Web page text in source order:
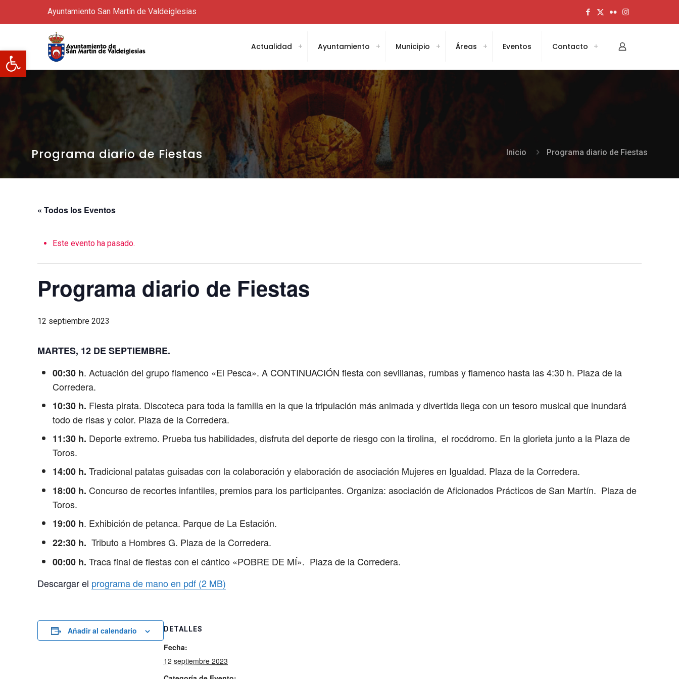
Abrir barra de herramientas
Ayuntamiento San Martín de Valdeiglesias
Actualidad Ayuntamiento Municipio Áreas Eventos Contacto
Programa diario de Fiestas Inicio Programa diario de Fiestas
« Todos los Eventos
Este evento ha pasado.
Programa diario de Fiestas
12 septiembre 2023
MARTES, 12 DE SEPTIEMBRE.
00:30 h. Actuación del grupo flamenco «El Pesca». A CONTINUACIÓN fiesta con sevillanas, rumbas y flamenco hasta las 4:30 h. Plaza de la
Corredera.
10:30 h. Fiesta pirata. Discoteca para toda la familia en la que la tripulación más animada y divertida llega con un tesoro musical que inundará
todo de risas y color. Plaza de la Corredera.
11:30 h. Deporte extremo. Prueba tus habilidades, disfruta del deporte de riesgo con la tirolina, el rocódromo. En la glorieta junto a la Plaza de
Toros.
14:00 h. Tradicional patatas guisadas con la colaboración y elaboración de asociación Mujeres en Igualdad. Plaza de la Corredera.
18:00 h. Concurso de recortes infantiles, premios para los participantes. Organiza: asociación de Aficionados Prácticos de San Martín. Plaza de
Toros.
19:00 h. Exhibición de petanca. Parque de La Estación.
22:30 h. Tributo a Hombres G. Plaza de la Corredera.
00:00 h. Traca final de fiestas con el cántico «POBRE DE MÍ». Plaza de la Corredera.
Descargar el programa de mano en pdf (2 MB)
Añadir al calendario DETALLES
Fecha:
12 septiembre 2023